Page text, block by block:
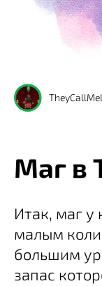
Маг в
Итак, маг у
малым
большим
запас